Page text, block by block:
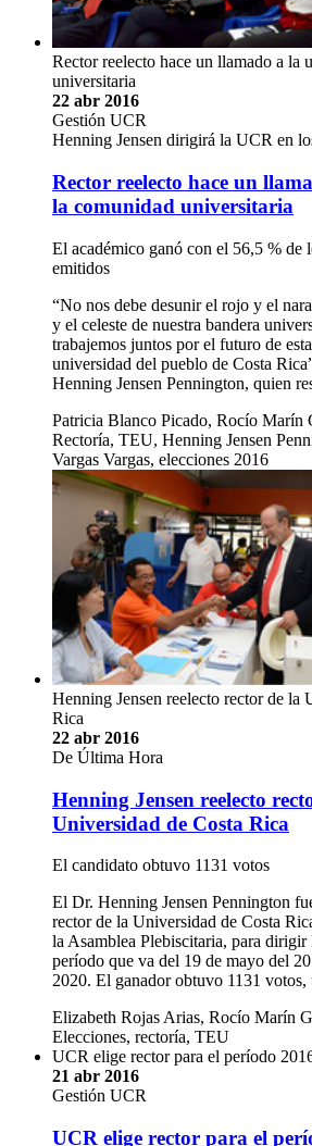
Rector reelecto hace un llamado a la
universitaria
22 abr 2016
Gestión UCR
Henning Jensen dirigirá la UCR en
Rector reelecto hace un
la comunidad universitaria
El académico ganó con el 56,5 % de
emitidos
“No nos debe desunir el rojo y el
y el celeste de nuestra bandera
trabajemos juntos por el futuro de
universidad del pueblo de Costa
Henning Jensen Pennington, quien
Patricia Blanco Picado, Rocío Marín
Rectoría, TEU, Henning Jensen
Vargas Vargas, elecciones 2016
Henning Jensen reelecto rector de la
Rica
22 abr 2016
De Última Hora
Henning Jensen reelecto
Universidad de Costa Rica
El candidato obtuvo 1131 votos
El Dr. Henning Jensen Pennington
rector de la Universidad de Costa
la Asamblea Plebiscitaria, para
período que va del 19 de mayo del
2020. El ganador obtuvo 1131
Elizabeth Rojas Arias, Rocío Marín
Elecciones, rectoría, TEU
UCR elige rector para el período
21 abr 2016
Gestión UCR
UCR elige rector para el